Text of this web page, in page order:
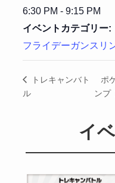
6:30 PM - 9:15 PM
イベントカテゴリー:
フライデーガンスリ
トレキャンバト
ル
ポ
ンプ
イ